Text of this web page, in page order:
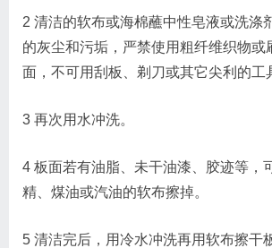
2 清洁的软布或海棉蘸中性皂液或洗涤
的灰尘和污垢，严禁使用粗纤维织物或
面，不可用刮板、剃刀或其它尖利的工
3 再次用水冲洗。
4 板面若有油脂、未干油漆、胶迹等，
精、煤油或汽油的软布擦掉。
5 清洁完后，用冷水冲洗再用软布擦干